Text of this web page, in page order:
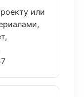
или